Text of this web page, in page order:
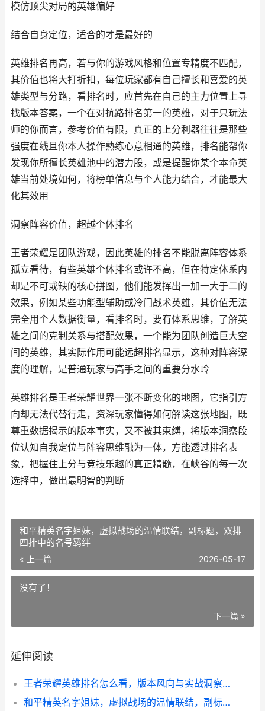
模仿顶尖对局的英雄偏好
结合自身定位，适合的才是最好的
英雄排名再高，若与你的游戏风格和位置专精度不匹配，
其价值也将大打折扣，每位玩家都有自己擅长和喜爱的英
雄类型与分路，看排名时，应首先在自己的主力位置上寻
找版本答案，一个在对抗路排名第一的英雄，对于只玩法
师的你而言，参考价值有限，真正的上分利器往往是那些
强度在线且你本人操作熟练心意相通的英雄，排名能帮你
发现你所擅长英雄池中的潜力股，或是提醒你某个本命英
雄当前处境如何，将榜单信息与个人能力结合，才能最大
化其效用
洞察阵容价值，超越个体排名
王者荣耀是团队游戏，因此英雄的排名不能脱离阵容体系
孤立看待，有些英雄个体排名或许不高，但在特定体系内
却是不可或缺的核心拼图，他们能发挥出一加一大于二的
效果，例如某些功能型辅助或冷门战术英雄，其价值无法
完全用个人数据衡量，看排名时，要有体系思维，了解英
雄之间的克制关系与搭配效果，一个能为团队创造巨大空
间的英雄，其实际作用可能远超排名显示，这种对阵容深
度的理解，是普通玩家与高手之间的重要分水岭
英雄排名是王者荣耀世界一张不断变化的地图，它指引方
向却无法代替行走，资深玩家懂得如何解读这张地图，既
尊重数据揭示的版本事实，又不被其束缚，将版本洞察段
位认知自我定位与阵容思维融为一体，方能透过排名表
象，把握住上分与竞技乐趣的真正精髓，在峡谷的每一次
选择中，做出最明智的判断
和平精英名字姐妹，虚拟战场的温情联结，副标题，双排
四排中的名号羁绊
« 上一篇 2026-05-17
没有了！
下一篇 »
延伸阅读
王者荣耀英雄排名怎么看，版本风向与实战洞察，副标题，资深玩家的多维评估指南
和平精英名字姐妹，虚拟战场的温情联结，副标题，双排四排中的名号羁绊